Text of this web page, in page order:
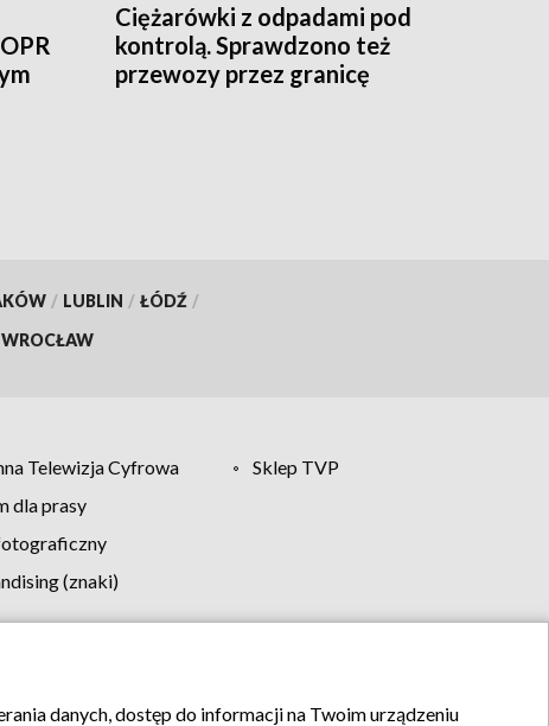
Ciężarówki z odpadami pod
kontrolą. Sprawdzono też
przewozy przez granicę
/ LUBLIN / ŁÓDŹ /
WROCŁAW
Telewizja Cyfrowa
Sklep TVP
dla prasy
(znaki)
Kontakt
danych, dostęp do informacji na Twoim urządzeniu